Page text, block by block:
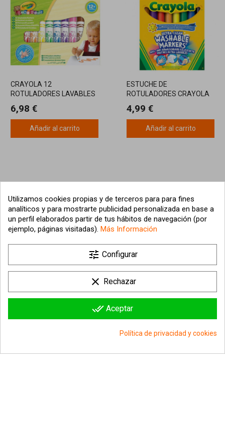
CRAYOLA 12
ROTULADORES LAVABLES
6,98 €
Añadir al carrito
ESTUCHE DE
ROTULADORES CRAYOLA
ULTRALAVABLES MAXI
4,99 €
Añadir al carrito
Información sobre la tienda 
Utilizamos cookies propias y de terceros para para fines
analíticos y para mostrarte publicidad personalizada en base a
un perfil elaborados partir de tus hábitos de navegación (por
ejemplo, páginas visitadas). Más Información
tune Configurar
clear Rechazar
done_all Aceptar
Política de privacidad y cookies